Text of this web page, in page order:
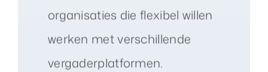
organisaties die flexibel willen
werken met verschillende
vergaderplatformen.